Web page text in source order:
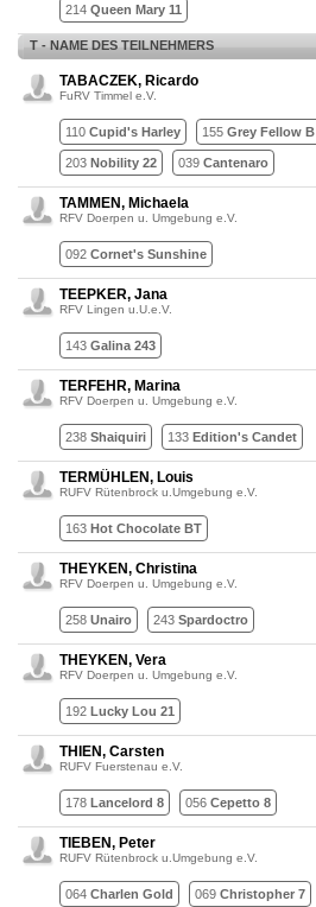
214 Queen Mary 11
T - NAME DES TEILNEHMERS
TABACZEK, Ricardo
FuRV Timmel e.V.
110 Cupid's Harley 155 Grey Fellow B
203 Nobility 22 039 Cantenaro
TAMMEN, Michaela
RFV Doerpen u. Umgebung e.V.
092 Cornet's Sunshine
TEEPKER, Jana
RFV Lingen u.U.e.V.
143 Galina 243
TERFEHR, Marina
RFV Doerpen u. Umgebung e.V.
238 Shaiquiri 133 Edition's Candet
TERMÜHLEN, Louis
RUFV Rütenbrock u.Umgebung e.V.
163 Hot Chocolate BT
THEYKEN, Christina
RFV Doerpen u. Umgebung e.V.
258 Unairo 243 Spardoctro
THEYKEN, Vera
RFV Doerpen u. Umgebung e.V.
192 Lucky Lou 21
THIEN, Carsten
RUFV Fuerstenau e.V.
178 Lancelord 8 056 Cepetto 8
TIEBEN, Peter
RUFV Rütenbrock u.Umgebung e.V.
064 Charlen Gold 069 Christopher 7